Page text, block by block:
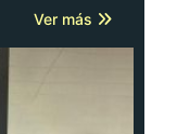
Ver más